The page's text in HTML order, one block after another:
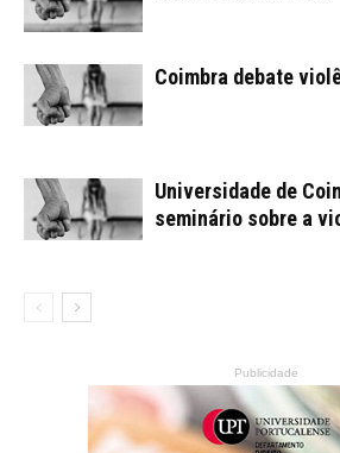
Coimbra debate
Universidade de
seminário sobre a
Publicidade